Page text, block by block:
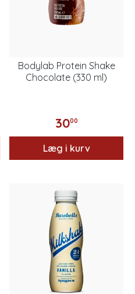
Bodylab Protein Shake
Chocolate (330 ml)
3000
Læg i kurv